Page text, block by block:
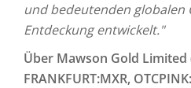
und bedeutenden globalen
Entdeckung entwickelt."
Über Mawson Gold Limited
FRANKFURT:MXR,